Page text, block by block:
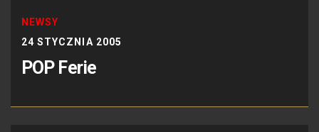
NEWSY
24 STYCZNIA 2005
POP Ferie